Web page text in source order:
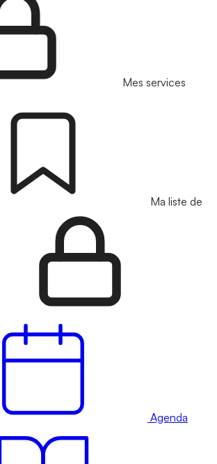
Mes services
Ma liste de
Agenda